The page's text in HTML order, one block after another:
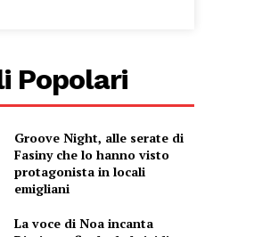
Popolari
Groove Night, alle serate di
Fasiny che lo hanno visto
protagonista in locali
emigliani
La voce di Noa incanta